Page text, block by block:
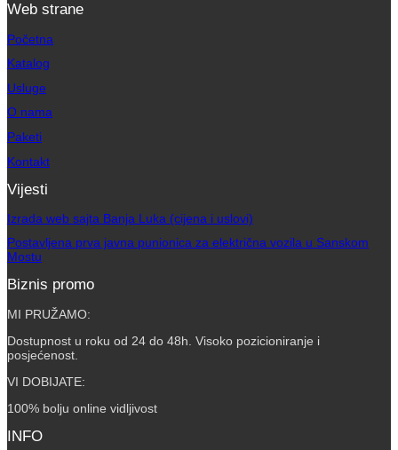
Web strane
Početna
Katalog
Usluge
O nama
Paketi
Kontakt
Vijesti
Izrada web sajta Banja Luka (cijena i uslovi)
Postavljena prva javna punionica za električna vozila u Sanskom
Mostu
Biznis promo
MI PRUŽAMO:
Dostupnost u roku od 24 do 48h. Visoko pozicioniranje i
posjećenost.
VI DOBIJATE:
100% bolju online vidljivost
INFO